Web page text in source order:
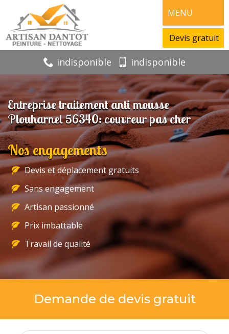
MENU
Devis gratuit
indisponible indisponible
Entreprise traitement anti mousse
Plouharnel 56340: couvreur pas cher
Nos engagements
Devis et déplacement gratuits
Sans engagement
Artisan passionné
Prix imbattable
Travail de qualité
Demande de devis gratuit